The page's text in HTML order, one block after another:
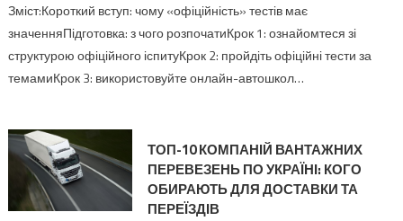
Зміст:Короткий вступ: чому «офіційність» тестів має
значенняПідготовка: з чого розпочатиКрок 1: ознайомтеся зі
структурою офіційного іспитуКрок 2: пройдіть офіційні тести за
темамиКрок 3: використовуйте онлайн-автошкол…
ТОП-10 КОМПАНІЙ ВАНТАЖНИХ
ПЕРЕВЕЗЕНЬ ПО УКРАЇНІ: КОГО
ОБИРАЮТЬ ДЛЯ ДОСТАВКИ ТА
ПЕРЕЇЗДІВ